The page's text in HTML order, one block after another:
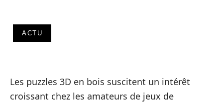
ACTU
Les puzzles 3D en bois suscitent un intérêt
croissant chez les amateurs de jeux de